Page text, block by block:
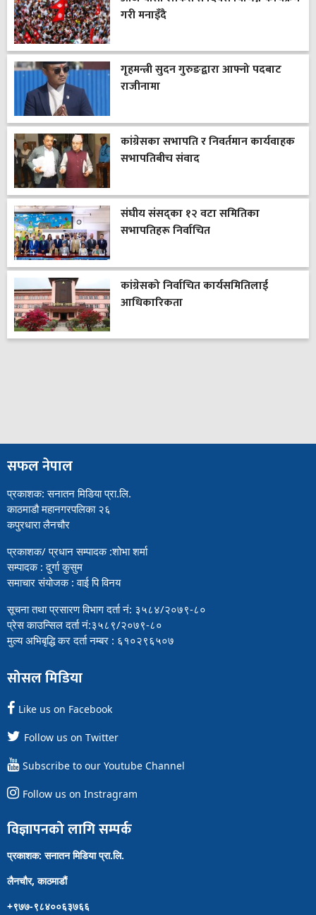
गरी मनाइँदै
गृहमन्त्री सुदन गुरुङद्वारा आफ्नो पदबाट
राजीनामा
कांग्रेसका सभापति र निवर्तमान कार्यवाहक
सभापतिबीच संवाद
संघीय संसद्का १२ वटा समितिका
सभापतिहरू निर्वाचित
कांग्रेसको निर्वाचित कार्यसमितिलाई
आधिकारिकता
सफल नेपाल
प्रकाशक: सनातन मिडिया प्रा.लि.
काठमाडौ महानगरपलिका २६
कपुरधारा लैनचौर
प्रकाशक/ प्रधान सम्पादक :शोभा शर्मा
सम्पादक : दुर्गा कुसुम
समाचार संयोजक : वाई पि विनय
सूचना तथा प्रसारण विभाग दर्ता नं: ३५८४/२०७९-८०
प्रेस काउन्सिल दर्ता नं:३५८९/२०७९-८०
मुल्य अभिबृद्धि कर दर्ता नम्बर : ६१०२९६५०७
सोसल मिडिया
Like us on Facebook
Follow us on Twitter
Subscribe to our Youtube Channel
Follow us on Instragram
विज्ञापनको लागि सम्पर्क
प्रकाशक: सनातन मिडिया प्रा.लि.
लैनचौर, काठमाडौं
+९७७-९८४००६३७६६